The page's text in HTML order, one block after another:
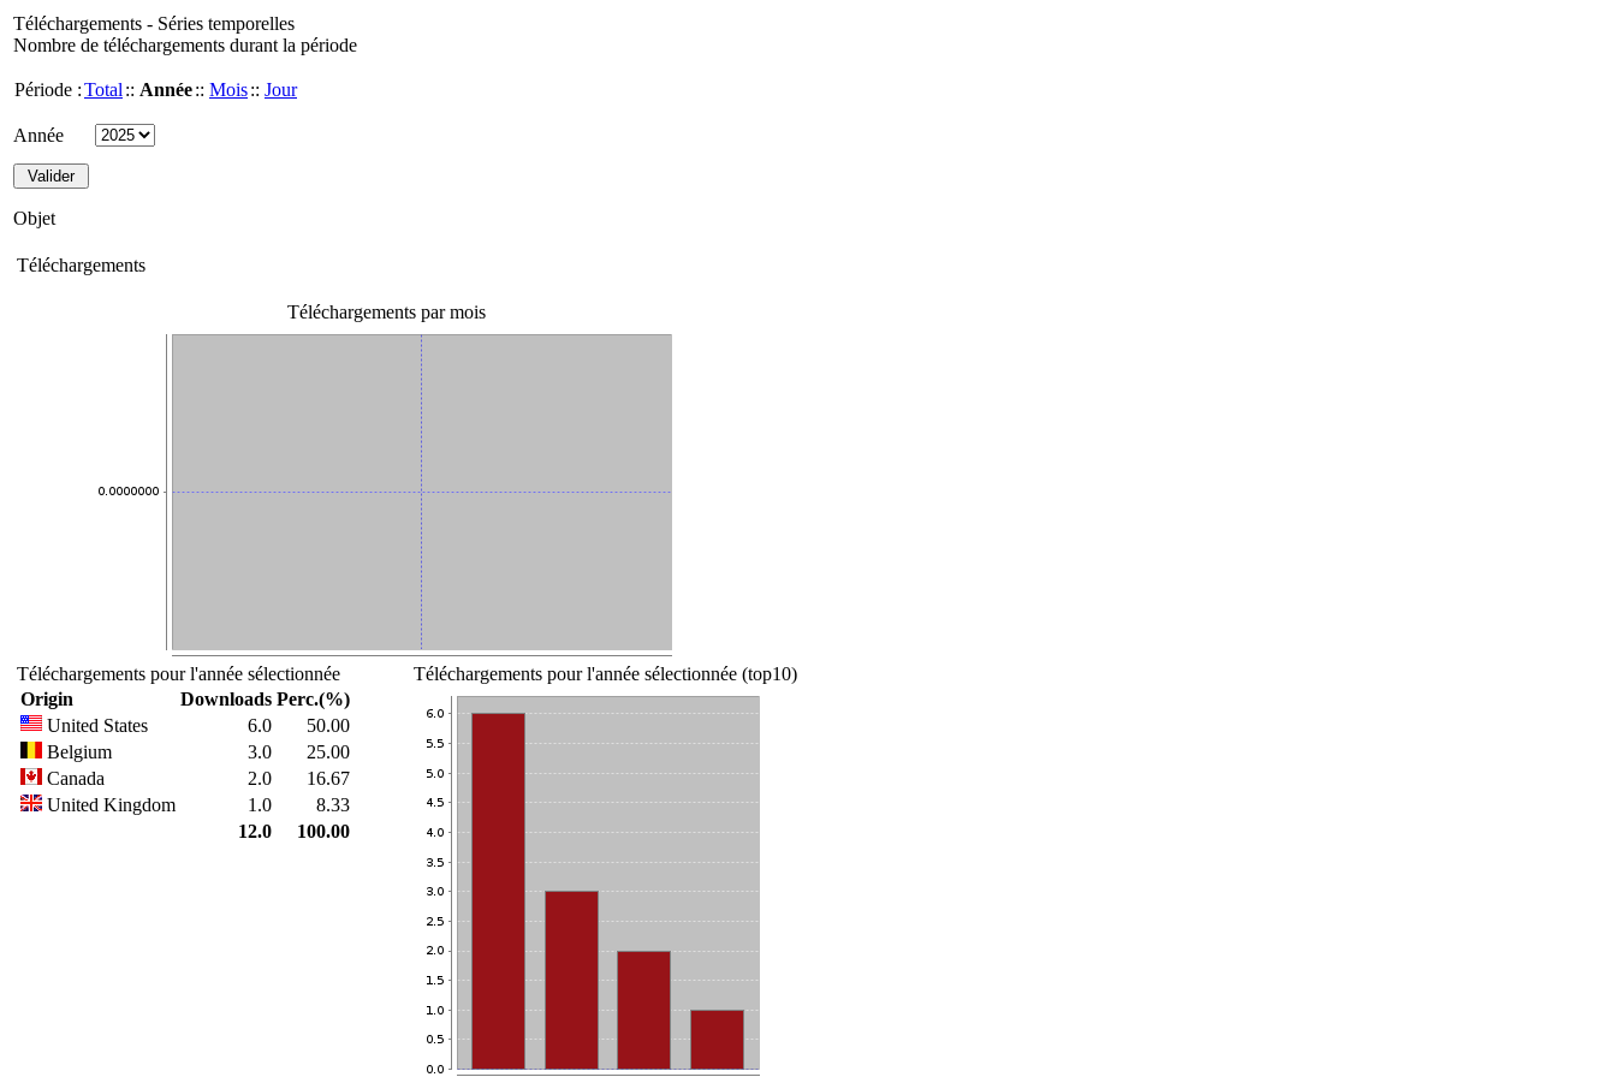
Téléchargements - Séries temporelles
Nombre de téléchargements durant la période
Période :Total :: Année:: Mois:: Jour
Année
Objet
Téléchargements
Téléchargements par mois
Téléchargements pour l'année sélectionnée
Origin
Downloads Perc.(%)
United States
6.0
50.00
Belgium
3.0
25.00
Canada
2.0
16.67
United Kingdom
1.0
8.33
12.0
100.00
Téléchargements pour l'année sélectionnée (top10)